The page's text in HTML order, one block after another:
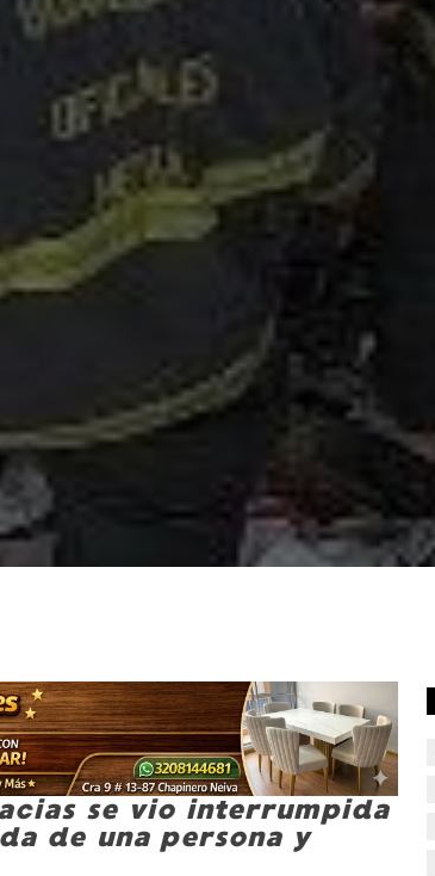
se vio interrumpida
de una persona y